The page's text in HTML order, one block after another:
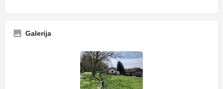
Galerija